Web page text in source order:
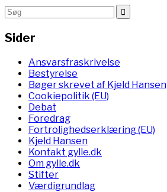
Sider
Ansvarsfraskrivelse
Bestyrelse
Bøger skrevet af Kjeld Hansen
Cookiepolitik (EU)
Debat
Foredrag
Fortrolighedserklæring (EU)
Kjeld Hansen
Kontakt gylle.dk
Om gylle.dk
Stifter
Værdigrundlag